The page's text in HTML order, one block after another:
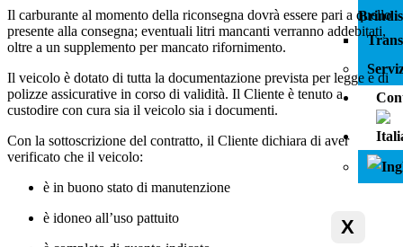
X
Il carburante al momento della riconsegna dovrà essere pari a quello
presente alla consegna; eventuali litri mancanti verranno addebitati,
oltre a un supplemento per mancato rifornimento.
Il veicolo è dotato di tutta la documentazione prevista per legge e di
polizze assicurative in corso di validità. Il Cliente è tenuto a
custodire con cura sia il veicolo sia i documenti.
Con la sottoscrizione del contratto, il Cliente dichiara di aver
verificato che il veicolo:
è in buono stato di manutenzione
è idoneo all’uso pattuito